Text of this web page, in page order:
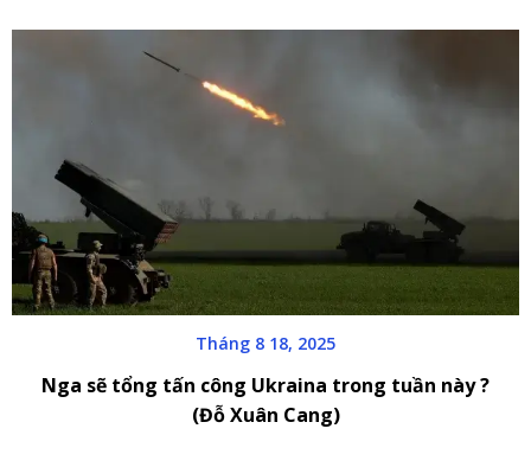
Tháng 8 18, 2025
Nga sẽ tổng tấn công Ukraina trong tuần này ?
(Đỗ Xuân Cang)